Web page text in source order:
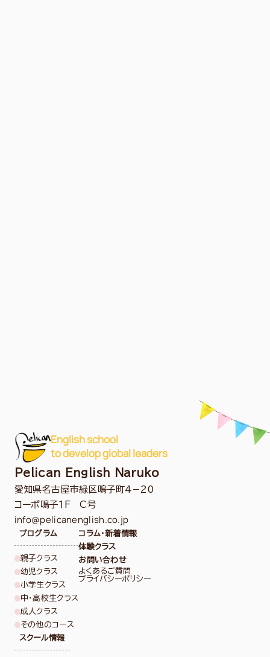
English school
to develop global leaders
Pelican English Naruko
愛知県名古屋市緑区鳴子町4−20
コーポ鳴子１F C号
info@pelicanenglish.co.jp
プログラム
親子クラス
幼児クラス
小学生クラス
中・高校生クラス
成人クラス
その他のコース
スクール情報
コラム・新着情報
体験クラス
お問い合わせ
よくあるご質問
プライバシーポリシー